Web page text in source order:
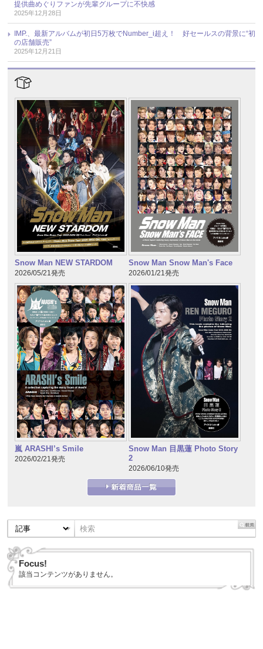
提供曲めぐりファンが先輩グループに不快感
2025年12月28日
IMP.、最新アルバムが初日5万枚でNumber_i超え！ 好セールスの背景に“初
の店舗販売”
2025年12月21日
Snow Man NEW STARDOM
2026/05/21発売
Snow Man Snow Man's Face
2026/01/21発売
嵐 ARASHI’s Smile
2026/02/21発売
Snow Man 目黒蓮 Photo Story
2
2026/06/10発売
Focus!
該当コンテンツがありません。